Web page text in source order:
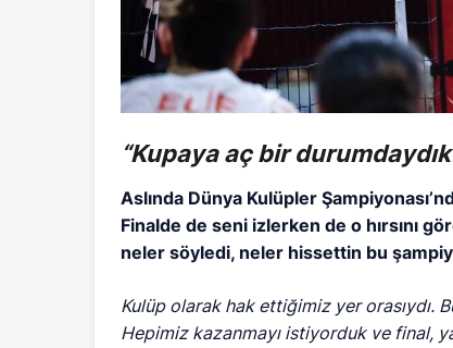
“Kupaya aç bir
Aslında Dünya Kulüpler
Finalde de seni izlerken de o hırsını
neler söyledi, neler hissettin bu
Kulüp olarak hak ettiğimiz yer orasıydı.
Hepimiz kazanmayı istiyorduk ve final,